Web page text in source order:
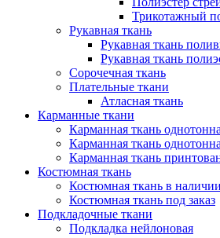
Трикотажный
Рукавная ткань
Рукавная ткань
Рукавная ткань
Сорочечная ткань
Плательные ткани
Атласная ткань
Карманные ткани
Карманная ткань
Карманная ткань
Карманная ткань
Костюмная ткань
Костюмная ткань в наличии
Костюмная ткань под заказ
Подкладочные ткани
Подкладка нейлоновая